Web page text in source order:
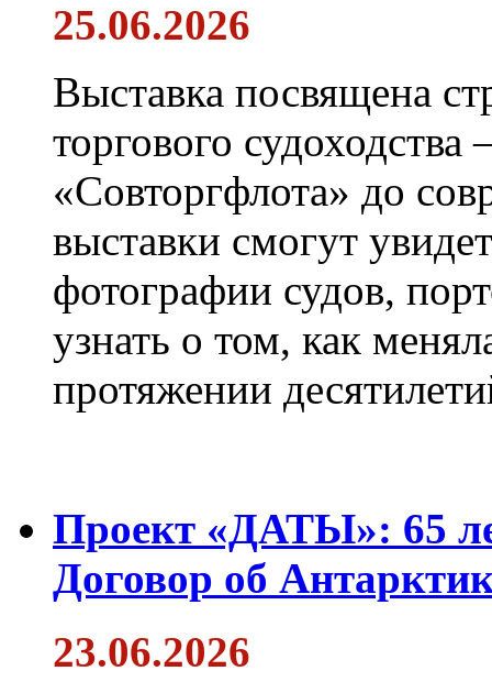
25.06.2026
Выставка посвящена
торгового
«Совторгфлота» до
выставки смогут
фотографии судов,
узнать о том, как
протяжении
Проект «ДАТЫ»: 65
Договор об
23.06.2026